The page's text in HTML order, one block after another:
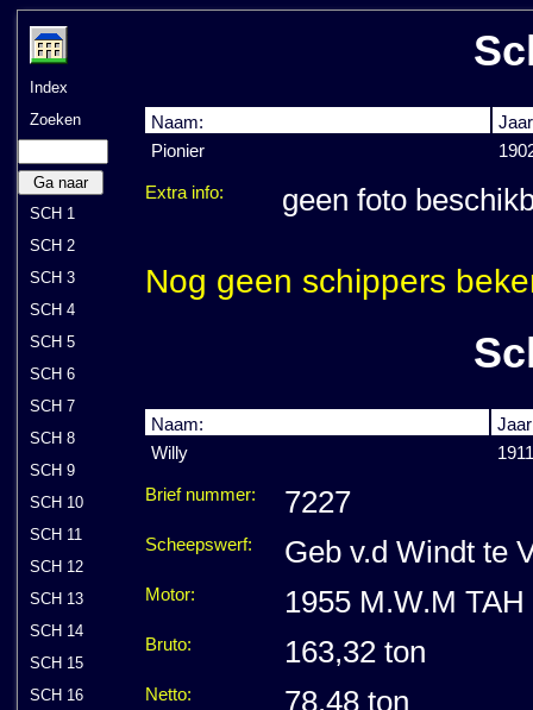
Index
Zoeken
Ga naar
SCH 1
SCH 2
SCH 3
SCH 4
SCH 5
SCH 6
SCH 7
SCH 8
SCH 9
SCH 10
SCH 11
SCH 12
SCH 13
SCH 14
SCH 15
SCH 16
Naam:
Pionier
Extra info: geen foto
Nog geen schippers
Naam:
Willy
1911
Brief nummer: 7227
Scheepswerf: Geb v.d Windt te
Motor: 1955 M.W.M
Bruto: 163,32 ton
Netto: 78.48 ton